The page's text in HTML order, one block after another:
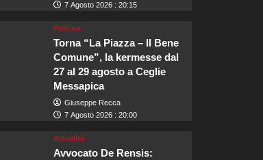
7 Agosto 2026 : 20:15
Politica
Torna “La Piazza – Il Bene
Comune”, la kermesse dal
27 al 29 agosto a Ceglie
Messapica
Giuseppe Recca
7 Agosto 2026 : 20:00
Attualità
Avvocato De Rensis: